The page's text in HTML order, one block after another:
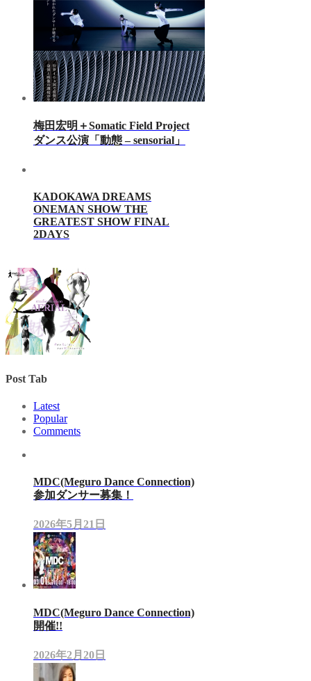
梅田宏明＋Somatic Field Project
ダンス公演「動態 ‒ sensorial」
KADOKAWA DREAMS
ONEMAN SHOW THE
GREATEST SHOW FINAL
2DAYS
Post Tab
Latest
Popular
Comments
MDC(Meguro Dance Connection)
参加ダンサー募集！
2026年5月21日
MDC(Meguro Dance Connection)
開催!!
2026年2月20日